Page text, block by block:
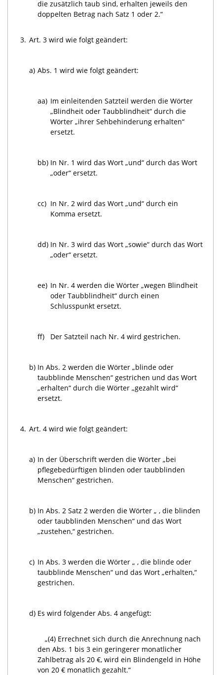
die zusätzlich taub sind, erhalten jeweils den
doppelten Betrag nach Satz 1 oder 2.“
3. Art. 3 wird wie folgt geändert:
a) Abs. 1 wird wie folgt geändert:
aa) Im einleitenden Satzteil werden die Wörter
„Blindheit oder Taubblindheit“ durch die
Wörter „ihrer Sehbehinderung erhalten“
ersetzt.
bb) In Nr. 1 wird das Wort „und“ durch das Wort
„oder“ ersetzt.
cc) In Nr. 2 wird das Wort „und“ durch ein
Komma ersetzt.
dd) In Nr. 3 wird das Wort „sowie“ durch das Wort
„oder“ ersetzt.
ee) In Nr. 4 werden die Wörter „wegen Blindheit
oder Taubblindheit“ durch einen
Schlusspunkt ersetzt.
ff) Der Satzteil nach Nr. 4 wird gestrichen.
b) In Abs. 2 werden die Wörter „blinde oder
taubblinde Menschen“ gestrichen und das Wort
„erhalten“ durch die Wörter „gezahlt wird“
ersetzt.
4. Art. 4 wird wie folgt geändert:
a) In der Überschrift werden die Wörter „bei
pflegebedürftigen blinden oder taubblinden
Menschen“ gestrichen.
b) In Abs. 2 Satz 2 werden die Wörter „ , die blinden
oder taubblinden Menschen“ und das Wort
„zustehen,“ gestrichen.
c) In Abs. 3 werden die Wörter „ , die blinde oder
taubblinde Menschen“ und das Wort „erhalten,“
gestrichen.
d) Es wird folgender Abs. 4 angefügt:
„(4) Errechnet sich durch die Anrechnung nach
den Abs. 1 bis 3 ein geringerer monatlicher
Zahlbetrag als 20 €, wird ein Blindengeld in Höhe
von 20 € monatlich gezahlt.“